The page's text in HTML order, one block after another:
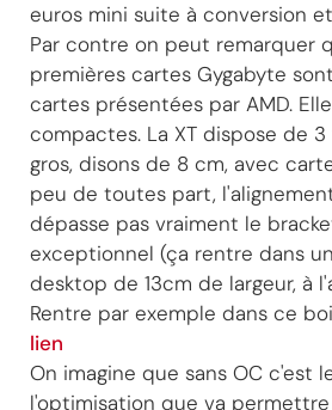
euros mini suite à conversion
Par contre on peut remarquer
premières cartes Gygabyte
cartes présentées par AMD.
compactes. La XT dispose de
gros, disons de 8 cm, avec
peu de toutes part,
dépasse pas vraiment le
exceptionnel (ça rentre dans
desktop de 13cm de largeur, à
Rentre par exemple dans ce
lien
On imagine que sans OC c'est
l'optimisation que va